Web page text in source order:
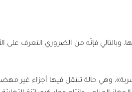
وبالتالي فإنّه من الضروري التعرف
وهي حالة تنتقل فيها أجزاء غير